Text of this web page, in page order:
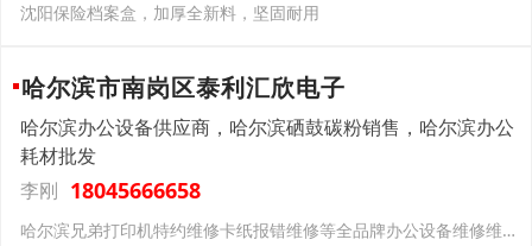
沈阳保险档案盒，加厚全新料，坚固耐用
哈尔滨市南岗区泰利汇欣电子
哈尔滨办公设备供应商，哈尔滨硒鼓碳粉销售，哈尔滨办公
耗材批发
李刚 18045666658
哈尔滨兄弟打印机特约维修卡纸报错维修等全品牌办公设备维修维保服务